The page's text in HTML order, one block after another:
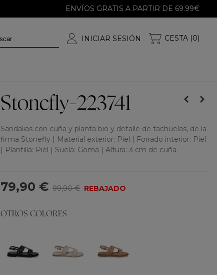
ENVÍOS GRATIS A PARTIR DE 69.99€
INICIAR SESIÓN CESTA (0)
Stonefly-223741
Sandalias con cuña y planta bio y detalle de tachuelas, de la
firma Stonefly | Material exterior: Piel | Forrado interior: Piel
| Plantilla: Piel | Suela: Goma | Altura: 3 cm de cuña.
79,90 € 99,90 € REBAJADO
OTROS COLORES